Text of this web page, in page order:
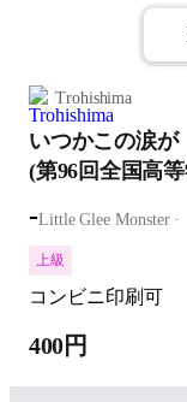
Trohishima
いつかこの涙が
(第96回全国高
-Little Glee Monster
上級
コンビニ印刷可
400円